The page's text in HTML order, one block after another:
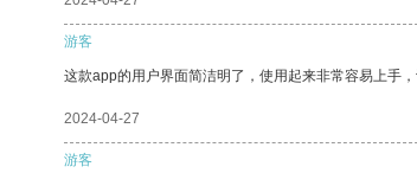
游客
这款app的用户界面简洁明了，使用起来非常容易上手
2024-04-27
游客